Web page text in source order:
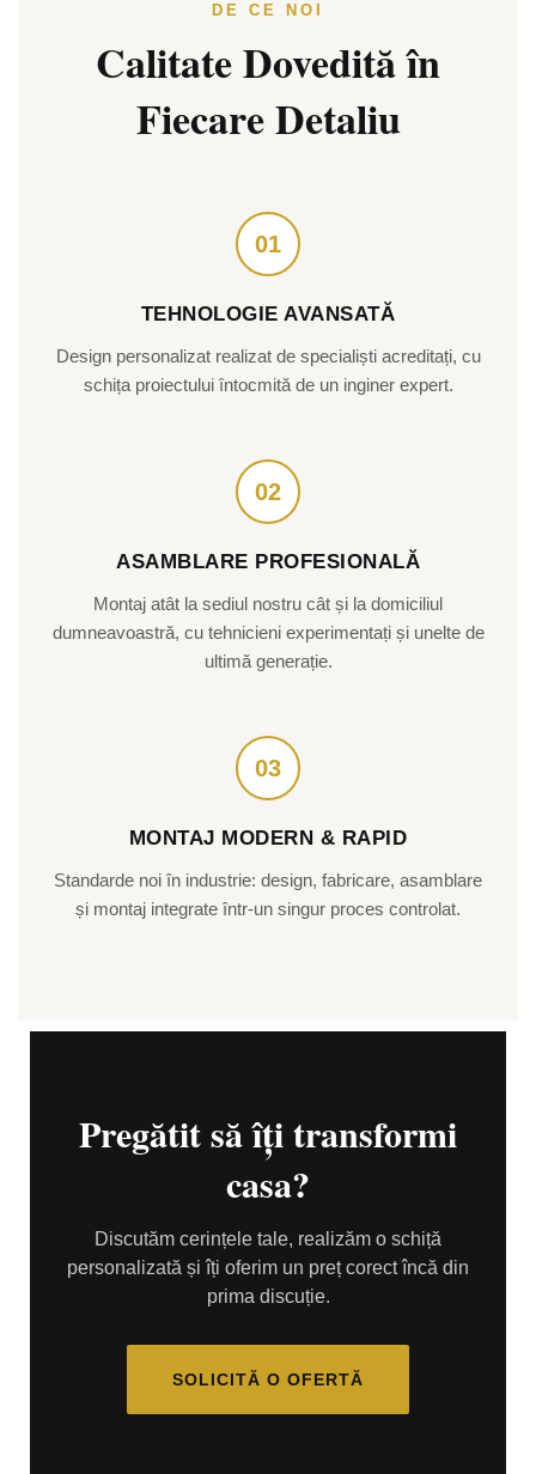
DE CE NOI
Calitate Dovedită în
Fiecare Detaliu
01
TEHNOLOGIE AVANSATĂ
Design personalizat realizat de specialiști acreditați, cu
schița proiectului întocmită de un inginer expert.
02
ASAMBLARE PROFESIONALĂ
Montaj atât la sediul nostru cât și la domiciliul
dumneavoastră, cu tehnicieni experimentați și unelte de
ultimă generație.
03
MONTAJ MODERN & RAPID
Standarde noi în industrie: design, fabricare, asamblare
și montaj integrate într-un singur proces controlat.
Pregătit să îți transformi
casa?
Discutăm cerințele tale, realizăm o schiță
personalizată și îți oferim un preț corect încă din
prima discuție.
SOLICITĂ O OFERTĂ